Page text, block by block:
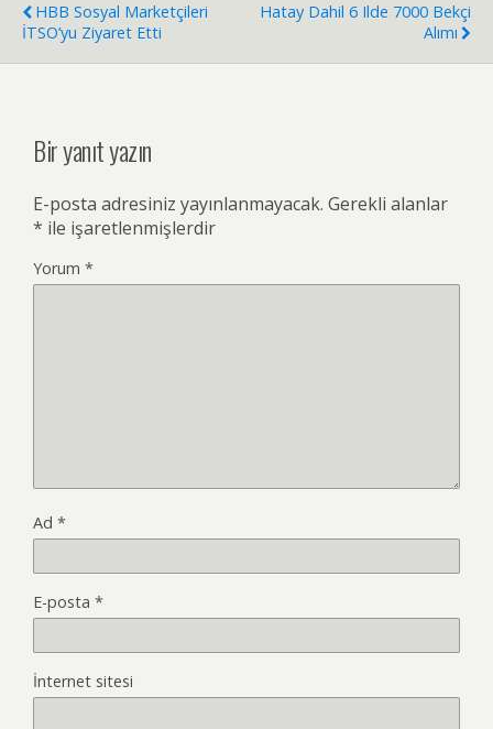
HBB Sosyal Marketçileri
İTSO’yu Ziyaret Etti
Hatay Dahil 6 Ilde 7000 Bekçi
Alımı
Bir yanıt yazın
E-posta adresiniz yayınlanmayacak. Gerekli alanlar
* ile işaretlenmişlerdir
Yorum *
Ad *
E-posta *
İnternet sitesi